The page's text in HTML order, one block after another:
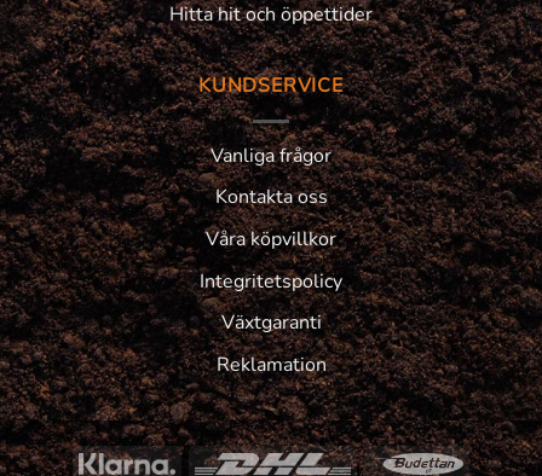
Hitta hit och öppettider
KUNDSERVICE
Vanliga frågor
Kontakta oss
Våra köpvillkor
Integritetspolicy
Växtgaranti
Reklamation